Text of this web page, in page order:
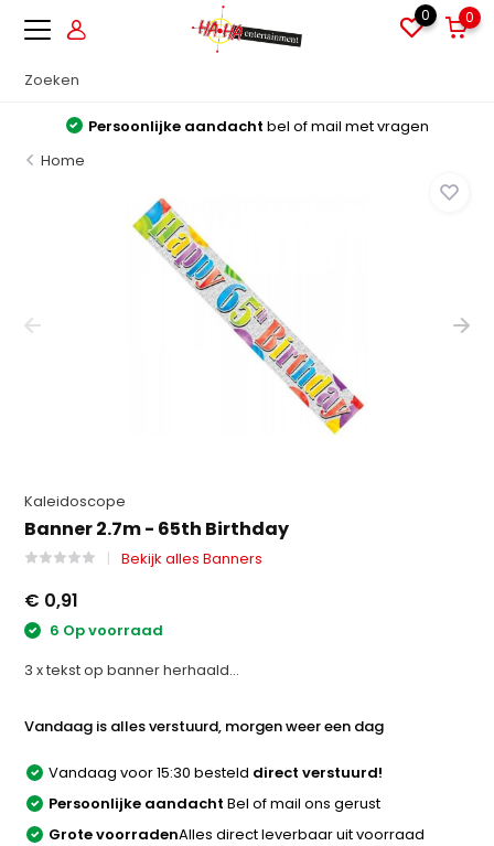
0 0
Persoonlijke aandacht bel of mail met vragen
Home
Kaleidoscope
Banner 2.7m - 65th Birthday
Bekijk alles Banners
€ 0,91
6 Op voorraad
3 x tekst op banner herhaald...
Vandaag is alles verstuurd, morgen weer een dag
Vandaag voor 15:30 besteld direct verstuurd!
Persoonlijke aandacht Bel of mail ons gerust
Grote voorradenAlles direct leverbaar uit voorraad